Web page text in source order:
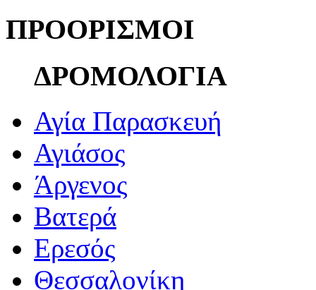
ΠΡΟΟΡΙΣΜΟΙ
ΔΡΟΜΟΛΟΓΙΑ
Αγία Παρασκευή
Αγιάσος
Άργενος
Βατερά
Ερεσός
Θεσσαλονίκη